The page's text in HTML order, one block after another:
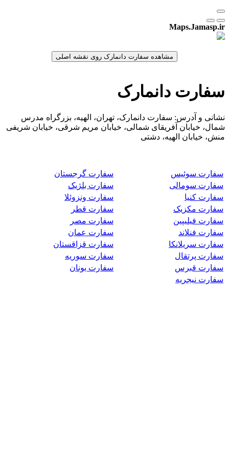
Maps.Jamasp.ir
سفارت دانمارک
نشانی و آدرس: سفارت دانمارک، تهران، الهیه، بزرگراه مدرس
شمال، خیابان آفریقای شمالی، خیابان مریم شرقی، خیابان شریفی
منش، خیابان الهیه، دشتی
سفارت سوئیس
سفارت گرجستان
سفارت سومالی
سفارت بلژیک
سفارت کنیا
سفارت ونزوئلا
سفارت مکزیک
سفارت قطر
سفارت فیلیپین
سفارت مصر
سفارت فنلاند
سفارت عمان
سفارت سریلانکا
سفارت قزاقستان
سفارت پرتقال
سفارت سوریه
سفارت قبرس
سفارت یونان
سفارت نیجریه